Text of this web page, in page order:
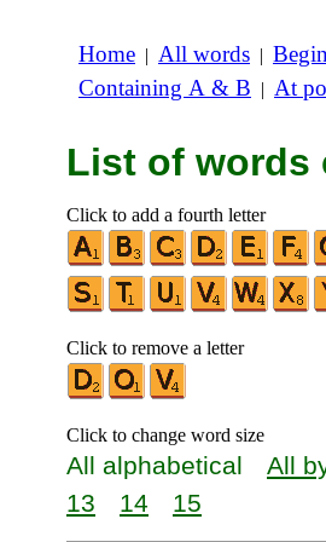
Home | All words |
Containing A & B | At
List of words
Click to add a fourth letter
Click to remove a letter
Click to change word size
All alphabetical All
13
14 15